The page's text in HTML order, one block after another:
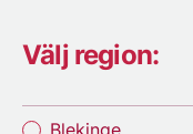
Välj region:
Blekinge